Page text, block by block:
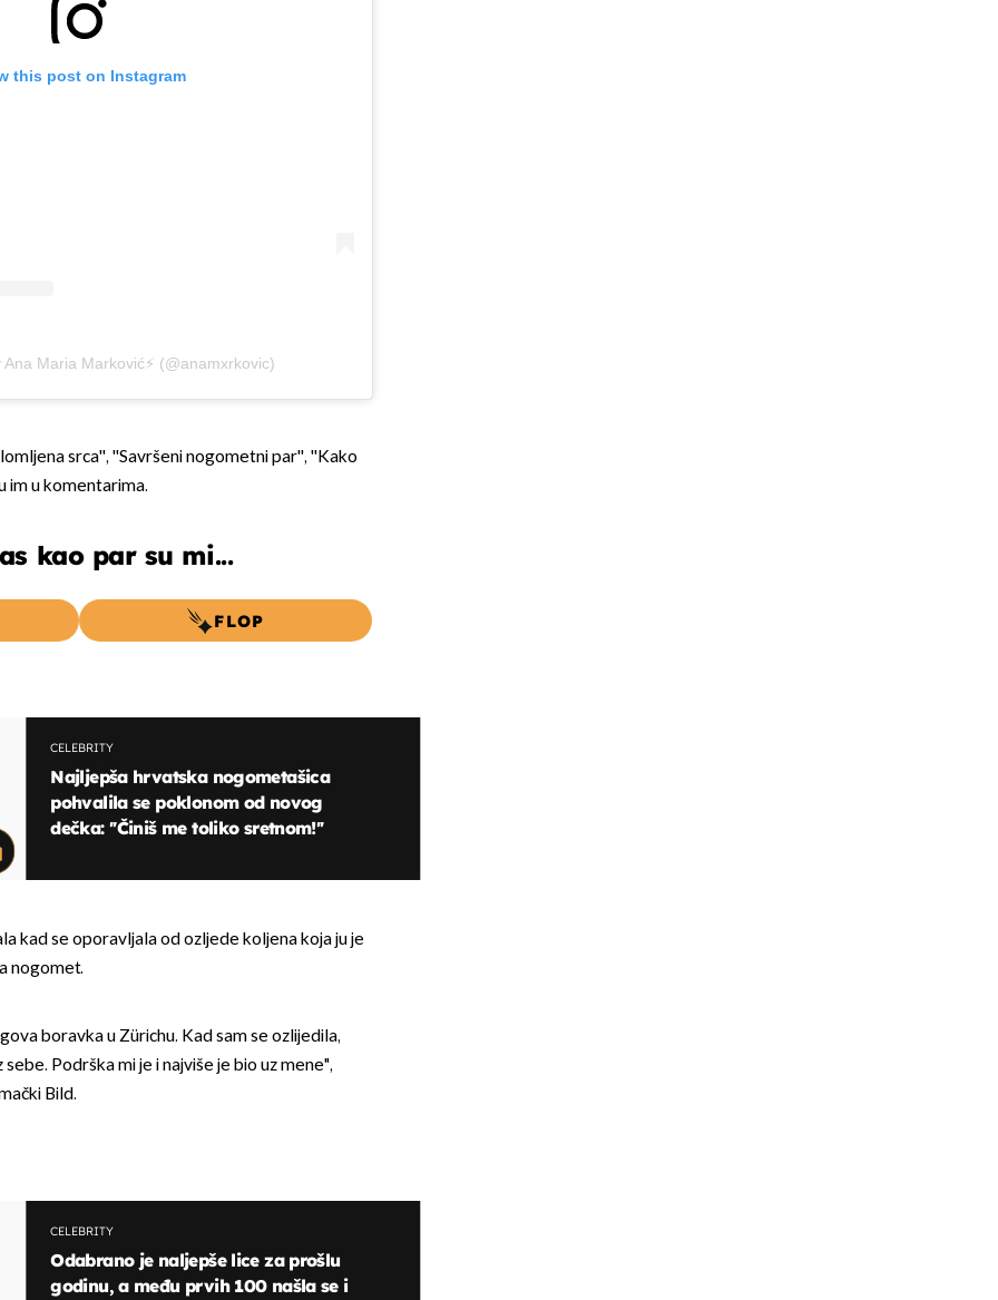
this post on Instagram
Maria Marković⚡️ (@anamxrkovic)
srca'', ''Savršeni nogometni par'', ''Kako
im u komentarima.
kao par su mi...
FLOP
CELEBRITY
Najljepša hrvatska nogometašica
pohvalila se poklonom od novog
dečka: ''Činiš me toliko sretnom!''
kad se oporavljala od ozljede koljena koja ju je
nogomet.
boravka u Zürichu. Kad sam se ozlijedila,
Podrška mi je i najviše je bio uz mene",
Bild.
CELEBRITY
Odabrano je naljepše lice za prošlu
godinu, a među prvih 100 našla se i